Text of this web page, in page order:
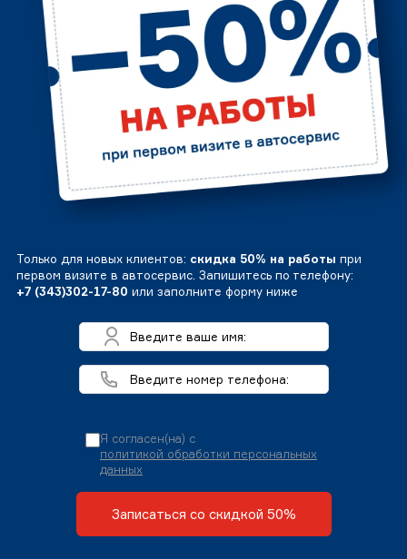
Только для новых клиентов: скидка 50% на работы при
первом визите в автосервис. Запишитесь по телефону:
+7 (343)302-17-80 или заполните форму ниже
Я согласен(на) с
политикой обработки персональных
данных
Записаться со скидкой 50%